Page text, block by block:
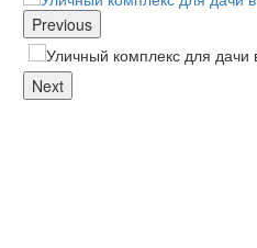
Previous
Next